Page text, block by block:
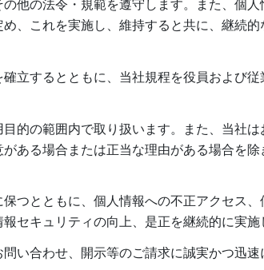
他の法令・規範を遵守します。また、個人
、これを実施し、維持すると共に、継続的
立するとともに、当社規程を役員および従
的の範囲内で取り扱います。また、当社は
ある場合または正当な理由がある場合を除
つとともに、個人情報への不正アクセス、
セキュリティの向上、是正を継続的に実施
い合わせ、開示等のご請求に誠実かつ迅速